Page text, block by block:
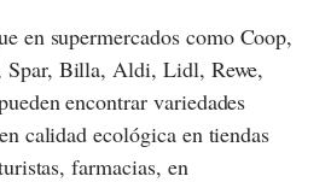
en supermercados como Coop,
Spar, Billa, Aldi, Lidl, Rewe,
encontrar variedades
calidad ecológica en tiendas
farmacias, en